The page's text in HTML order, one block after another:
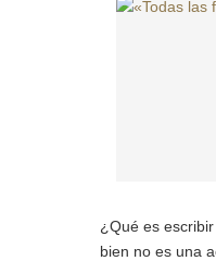
¿Qué es
bien no es una